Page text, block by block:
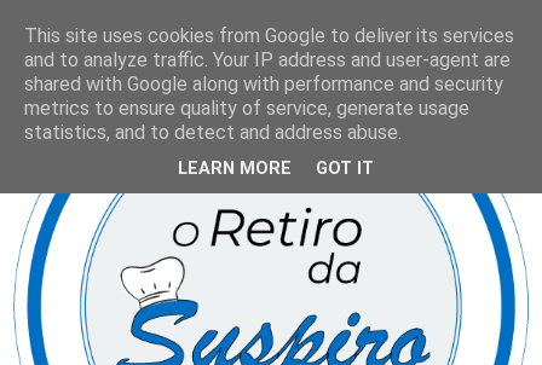
This site uses cookies from Google to deliver its services
and to analyze traffic. Your IP address and user-agent are
shared with Google along with performance and security
metrics to ensure quality of service, generate usage
statistics, and to detect and address abuse.
LEARN MORE GOT IT